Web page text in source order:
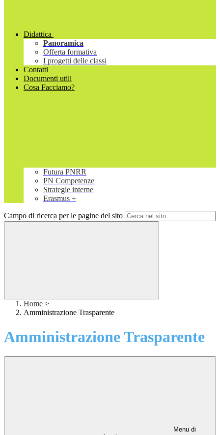
Didattica
Panoramica
Offerta formativa
I progetti delle classi
Contatti
Documenti utili
Cosa Facciamo?
Futura PNRR
PN Competenze
Strategie interne
Erasmus +
Campo di ricerca per le pagine del sito
Home >
Amministrazione Trasparente
Amministrazione Trasparente
Menu di